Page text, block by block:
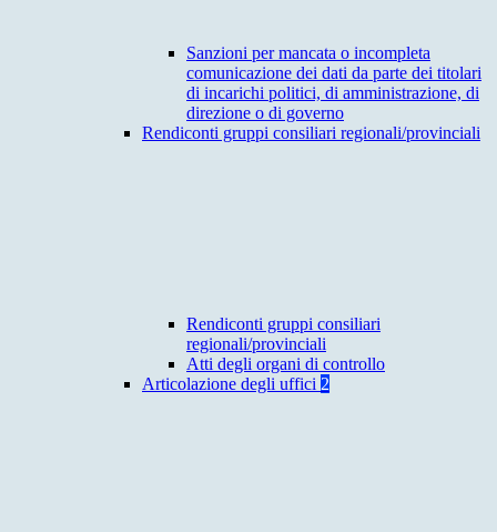
Sanzioni per mancata o incompleta
comunicazione dei dati da parte dei titolari
di incarichi politici, di amministrazione, di
direzione o di governo
Rendiconti gruppi consiliari regionali/provinciali
Rendiconti gruppi consiliari
regionali/provinciali
Atti degli organi di controllo
Articolazione degli uffici 2